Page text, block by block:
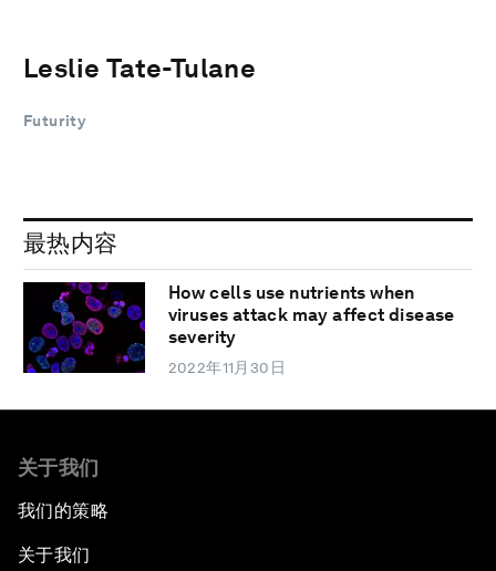
Leslie Tate-Tulane
Futurity
最热内容
How cells use nutrients when
viruses attack may affect disease
severity
2022年11月30日
关于我们
我们的策略
关于我们